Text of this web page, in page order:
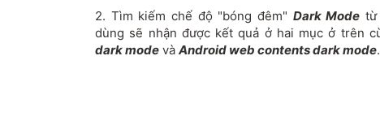
2. Tìm kiếm chế độ "bóng đêm" Dark Mode từ
dùng sẽ nhận được kết quả ở hai mục ở trên
dark mode và Android web contents dark mode.